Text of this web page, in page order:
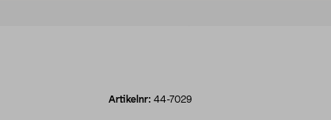
Artikelnr: 44-7029